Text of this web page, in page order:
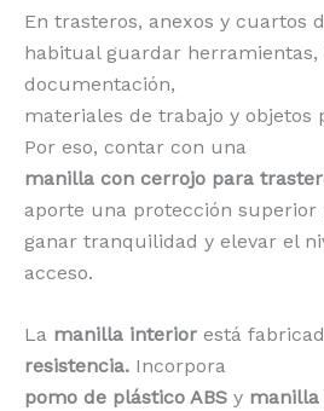
En trasteros, anexos y cuartos
habitual guardar herramientas,
documentación,
materiales de trabajo y objetos
Por eso, contar con una
manilla con cerrojo para
aporte una protección superior
ganar tranquilidad y elevar el
acceso.
La manilla interior está
resistencia. Incorpora
pomo de plástico ABS y manilla